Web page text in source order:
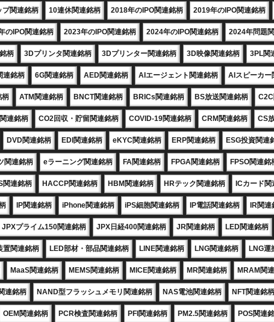
プ関連銘柄 10連休関連銘柄 2018年のIPO関連銘柄 2019年のIPO関連銘柄
のIPO関連銘柄 2023年のIPO関連銘柄 2024年のIPO関連銘柄 2024年問題
柄 3Dプリンタ関連銘柄 3Dプリンター関連銘柄 3D映像関連銘柄 3PL関
連銘柄 6G関連銘柄 AED関連銘柄 AIエージェント関連銘柄 AIスピーカー
柄 ATM関連銘柄 BNCT関連銘柄 BRICs関連銘柄 BS放送関連銘柄
連銘柄 CO2回収・貯留関連銘柄 COVID-19関連銘柄 CRM関連銘柄 CS
DVD関連銘柄 EDI関連銘柄 eKYC関連銘柄 ERP関連銘柄 ESG投資関連
関連銘柄 eラーニング関連銘柄 FA関連銘柄 FPGA関連銘柄 FPSO関連銘
関連銘柄 HACCP関連銘柄 HBM関連銘柄 HRテック関連銘柄 ICカード関
IP関連銘柄 iPhone関連銘柄 iPS細胞関連銘柄 IP電話関連銘柄 IR関
JPXプライム150関連銘柄 JPX日経400関連銘柄 JR関連銘柄 LED関連銘柄
置関連銘柄 LED部材・部品関連銘柄 LINE関連銘柄 LNG関連銘柄 LNG運
MaaS関連銘柄 MEMS関連銘柄 MICE関連銘柄 MR関連銘柄 MRAM関
連銘柄 NAND型フラッシュメモリ関連銘柄 NAS電池関連銘柄 NFT関連銘柄
OEM関連銘柄 PCR検査関連銘柄 PFI関連銘柄 PM2.5関連銘柄 POS関連